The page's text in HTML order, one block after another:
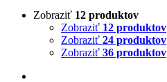
Zobraziť 12 produktov
Zobraziť 12 produktov
Zobraziť 24 produktov
Zobraziť 36 produktov